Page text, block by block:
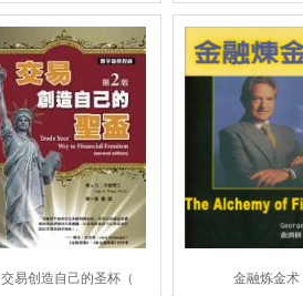
交易创造自己的圣杯（ 金融炼金术